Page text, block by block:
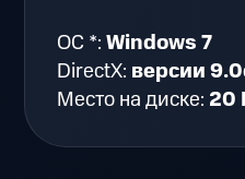
ОС *:Windows 7
DirectX: версии
Место на диске: 20